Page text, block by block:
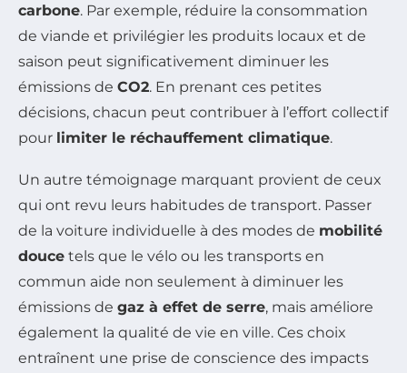
carbone. Par exemple, réduire la consommation
de viande et privilégier les produits locaux et de
saison peut significativement diminuer les
émissions de CO2. En prenant ces petites
décisions, chacun peut contribuer à l’effort collectif
pour limiter le réchauffement climatique.
Un autre témoignage marquant provient de ceux
qui ont revu leurs habitudes de transport. Passer
de la voiture individuelle à des modes de mobilité
douce tels que le vélo ou les transports en
commun aide non seulement à diminuer les
émissions de gaz à effet de serre, mais améliore
également la qualité de vie en ville. Ces choix
entraînent une prise de conscience des impacts